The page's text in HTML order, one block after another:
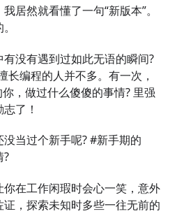
居然就看懂了一句“新版本”。
没有遇到过如此无语的瞬间?
长编程的人并不多。有一次，
，做过什么傻傻的事情? 里强
了！
当过个新手呢? #新手期的
?
在工作闲瑕时会心一笑，意外
，探索未知时多些一往无前的